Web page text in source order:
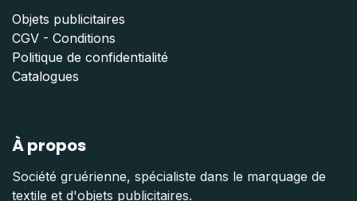
Objets publicitaires
CGV - Conditions
Politique de confidentialité
Catalogues
À propos
Société gruérienne, spécialiste dans le marquage de
textile et d'objets publicitaires.